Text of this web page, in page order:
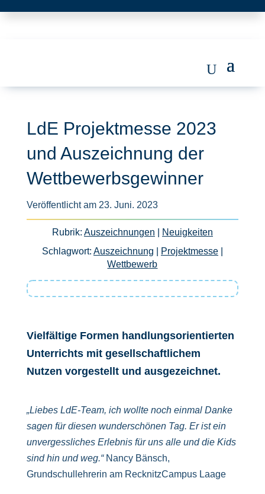
LdE Projektmesse 2023
und Auszeichnung der
Wettbewerbsgewinner
Veröffentlicht am 23. Juni. 2023
Rubrik: Auszeichnungen
Neuigkeiten
Schlagwort: Auszeichnung Projektmesse|
Wettbewerb
Vielfältige Formen handlungsorientierten
Unterrichts mit gesellschaftlichem
Nutzen vorgestellt und ausgezeichnet.
„Liebes LdE-Team, ich wollte noch einmal Danke
sagen für diesen wunderschönen Tag. Er ist ein
unvergessliches Erlebnis für uns alle und die Kids
sind hin und weg.“ Nancy Bänsch,
Grundschullehrerin am RecknitzCampus Laage